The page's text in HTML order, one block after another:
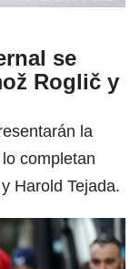
se
Roglič y
la
completan
Harold Tejada.